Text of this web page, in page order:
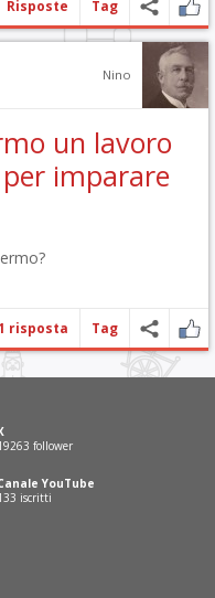
Risposte Tag
Nino
un lavoro
per imparare
risposta Tag
follower
YouTube
iscritti